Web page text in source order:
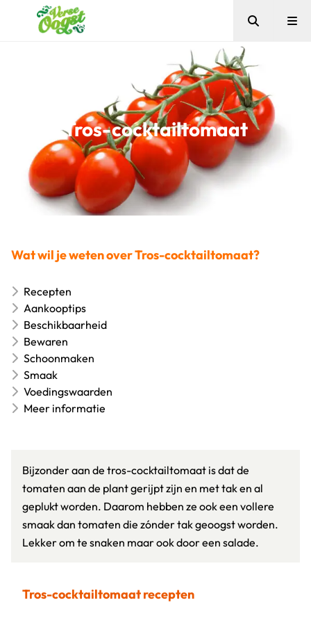
Zoeken
Tros-cocktailtomaat
Wat wil je weten over Tros-cocktailtomaat?
Recepten
Aankooptips
Beschikbaarheid
Bewaren
Schoonmaken
Smaak
Voedingswaarden
Meer informatie
Bijzonder aan de tros-cocktailtomaat is dat de
tomaten aan de plant gerijpt zijn en met tak en al
geplukt worden. Daarom hebben ze ook een vollere
smaak dan tomaten die zónder tak geoogst worden.
Lekker om te snaken maar ook door een salade.
Tros-cocktailtomaat recepten